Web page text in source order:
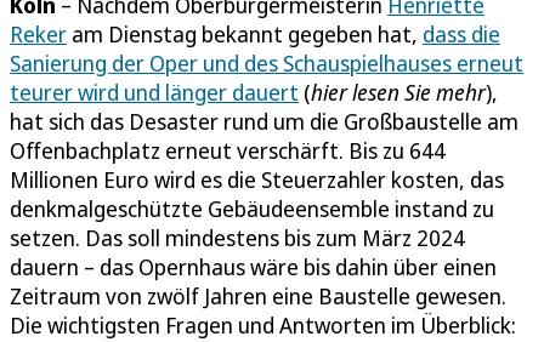
Reker am Dienstag bekannt gegeben hat, dass die
Sanierung der Oper und des Schauspielhauses erneut
teurer wird und länger dauert (hier lesen Sie mehr),
hat sich das Desaster rund um die Großbaustelle am
Offenbachplatz erneut verschärft. Bis zu 644
Millionen Euro wird es die Steuerzahler kosten, das
denkmalgeschützte Gebäudeensemble instand zu
setzen. Das soll mindestens bis zum März 2024
dauern – das Opernhaus wäre bis dahin über einen
Zeitraum von zwölf Jahren eine Baustelle gewesen.
Die wichtigsten Fragen und Antworten im Überblick: